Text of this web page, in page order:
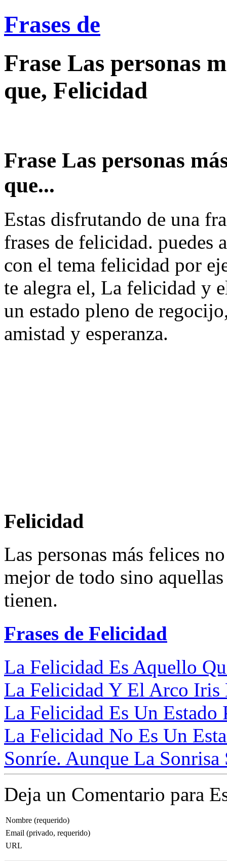
Frases de
Frase Las personas
que, Felicidad
Frase Las personas
que...
Estas disfrutando de una
frases de felicidad. puedes
con el tema felicidad por
te alegra el, La felicidad y
un estado pleno de
amistad y esperanza.
Felicidad
Las personas más felices
mejor de todo sino
tienen.
Frases de Felicidad
La Felicidad Es Aquello
La Felicidad Y El Arco Iris
La Felicidad Es Un Estado
La Felicidad No Es Un
Sonríe. Aunque La Sonrisa
Deja un Comentario para
Nombre (requerido)
Email (privado, requerido)
URL